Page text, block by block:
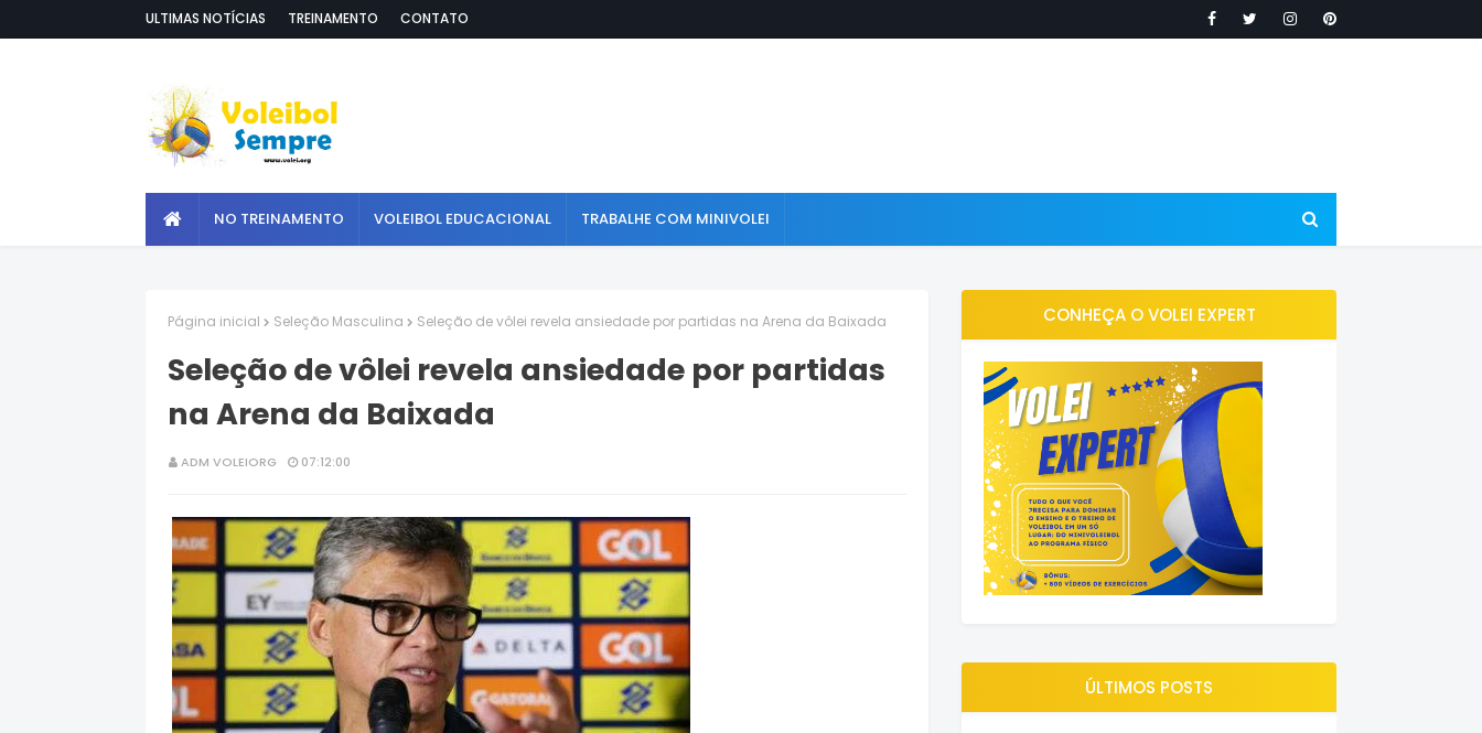
ULTIMAS NOTÍCIAS TREINAMENTO CONTATO
NO TREINAMENTO VOLEIBOL EDUCACIONAL TRABALHE COM MINIVOLEI
Página inicial Seleção Masculina Seleção de vôlei revela ansiedade por partidas na Arena da Baixada
Seleção de vôlei revela ansiedade por partidas
na Arena da Baixada
ADM VOLEIORG 07:12:00
CONHEÇA O VOLEI EXPERT
ÚLTIMOS POSTS